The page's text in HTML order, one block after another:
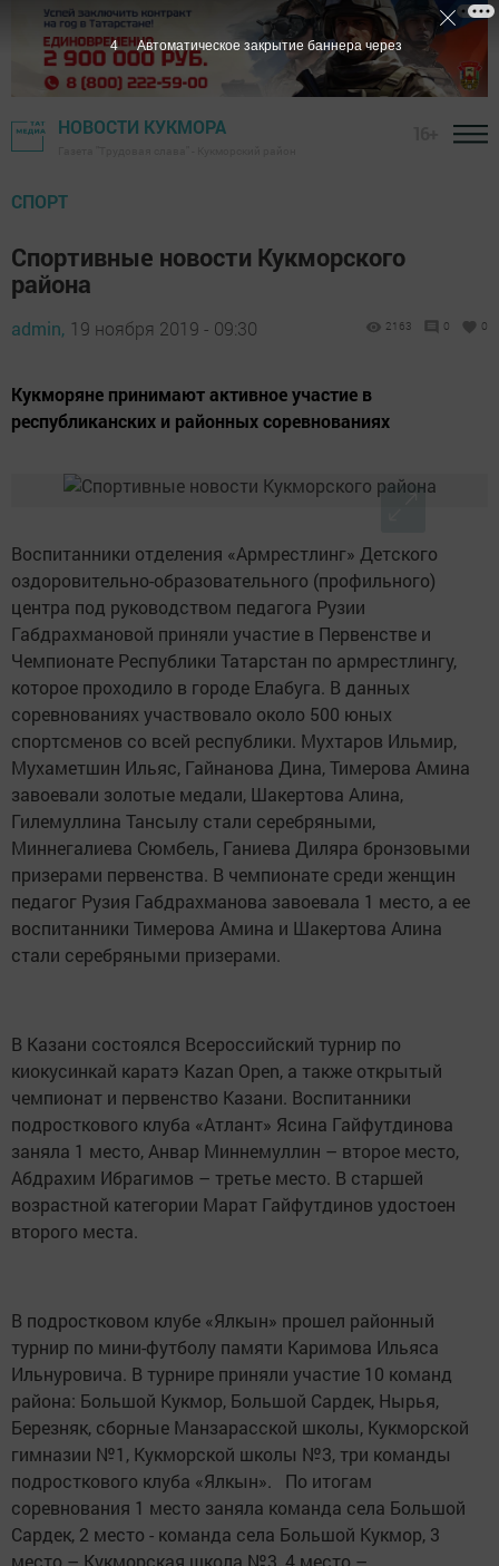
НОВОСТИ КУКМОРА
СПОРТ
Спортивные новости Кукморского
района
admin, 19 ноября 2019 - 09:30 2163 0 0
Кукморяне принимают активное участие в
республиканских и районных соревнованиях
Воспитанники отделения «Армрестлинг» Детского
оздоровительно-образовательного (профильного)
центра под руководством педагога Рузии
Габдрахмановой приняли участие в Первенстве и
Чемпионате Республики Татарстан по армрестлингу,
которое проходило в городе Елабуга. В данных
соревнованиях участвовало около 500 юных
спортсменов со всей республики. Мухтаров Ильмир,
Мухаметшин Ильяс, Гайнанова Дина, Тимерова Амина
завоевали золотые медали, Шакертова Алина,
Гилемуллина Тансылу стали серебряными,
Миннегалиева Сюмбель, Ганиева Диляра бронзовыми
призерами первенства. В чемпионате среди женщин
педагог Рузия Габдрахманова завоевала 1 место, а ее
воспитанники Тимерова Амина и Шакертова Алина
стали серебряными призерами.
В Казани состоялся Всероссийский турнир по
киoкусинкай каратэ Kazan Open, а также открытый
чемпионат и первенство Казани. Воспитанники
подросткового клуба «Атлант» Ясина Гайфутдинова
заняла 1 место, Анвар Миннемуллин – второе место,
Абдрахим Ибрагимов – третье место. В старшей
возрастной категории Марат Гайфутдинов удостоен
второго места.
В подростковом клубе «Ялкын» прошел районный
турнир по мини-футболу памяти Каримова Ильяса
Ильнуровича. В турнире приняли участие 10 команд
района: Большой Кукмор, Большой Сардек, Нырья,
Березняк, сборные Манзарасской школы, Кукморской
гимназии №1, Кукморской школы №3, три команды
подросткового клуба «Ялкын». По итогам
соревнования 1 место заняла команда села Большой
Сардек, 2 место - команда села Большой Кукмор, 3
2 Автоматическое закрытие баннера через